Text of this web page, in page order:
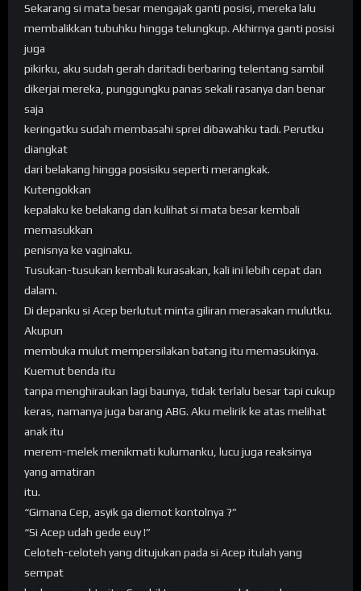
Sekarang si mata besar mengajak ganti posisi, mereka lalu
membalikkan tubuhku hingga telungkup. Akhirnya ganti posisi
juga
pikirku, aku sudah gerah daritadi berbaring telentang sambil
dikerjai mereka, punggungku panas sekali rasanya dan benar
saja
keringatku sudah membasahi sprei dibawahku tadi. Perutku
diangkat
dari belakang hingga posisiku seperti merangkak.
Kutengokkan
kepalaku ke belakang dan kulihat si mata besar kembali
memasukkan
penisnya ke vaginaku.
Tusukan-tusukan kembali kurasakan, kali ini lebih cepat dan
dalam.
Di depanku si Acep berlutut minta giliran merasakan mulutku.
Akupun
membuka mulut mempersilakan batang itu memasukinya.
Kuemut benda itu
tanpa menghiraukan lagi baunya, tidak terlalu besar tapi cukup
keras, namanya juga barang ABG. Aku melirik ke atas melihat
anak itu
merem-melek menikmati kulumanku, lucu juga reaksinya
yang amatiran
itu.
“Gimana Cep, asyik ga diemot kontolnya ?”
“Si Acep udah gede euy !”
Celoteh-celoteh yang ditujukan pada si Acep itulah yang
sempat